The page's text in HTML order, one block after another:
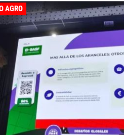
AGRO